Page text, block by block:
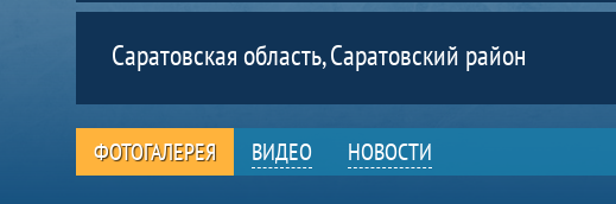
Саратовская область, Саратовский район
ФОТОГАЛЕРЕЯ ВИДЕО НОВОСТИ